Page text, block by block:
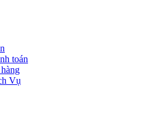
độ gió
pH
thiết bị kiểm tra co2, không khí, độ
toán
Vụ